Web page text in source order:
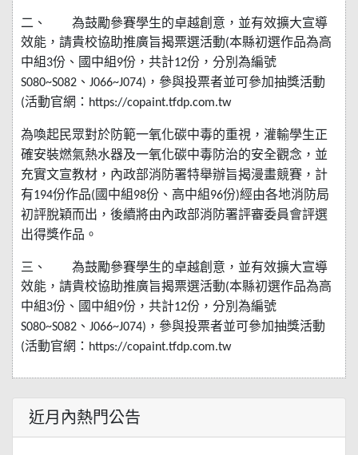
二、
為鼓勵參賽學生的卓越創意，並有效擴大宣導
效能，請貴校協助推廣旨揭票選活動(本縣初選作品為高
中組3份、國中組9份，共計12份，分別為編號
S080~S082 、 J066~J074) ，參與投票者並可參加抽獎活動
(活動官網： https://copaint.tfdp.com.tw
為喚起民眾對於防範一氧化碳中毒的重視，灌輸學生正
確安裝燃氣熱水器及一氧化碳中毒防治的安全觀念，並
充實文宣教材，內政部消防署特舉辦旨揭漫畫競賽，計
有194份作品( 國中組98份、高中組96份)經由各地消防局
初評脫穎而出，後續將由內政部消防署評審委員會評選
出得獎作品。
三、
為鼓勵參賽學生的卓越創意，並有效擴大宣導
效能，請貴校協助推廣旨揭票選活動(本縣初選作品為高
中組3份、國中組9份，共計12份，分別為編號
S080~S082 、 J066~J074) ，參與投票者並可參加抽獎活動
(活動官網： https://copaint.tfdp.com.tw
近月內熱門公告